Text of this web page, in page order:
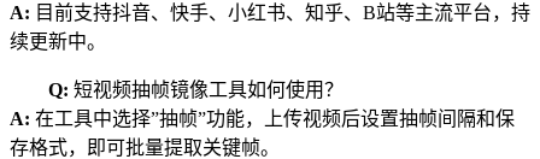
A: 目前支持抖音、快手、小红书、知乎、B站等主流平台，持
续更新中。
Q: 短视频抽帧镜像工具如何使用？
A: 在工具中选择”抽帧”功能，上传视频后设置抽帧间隔和保
存格式，即可批量提取关键帧。